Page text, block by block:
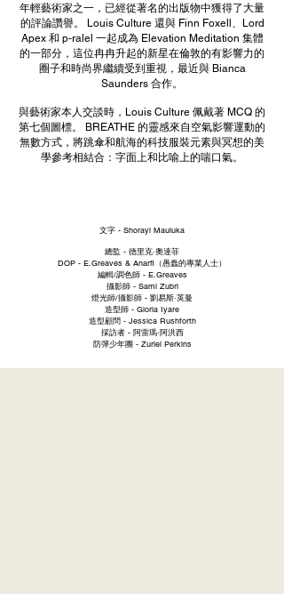
年輕藝術家之一，已經從著名的出版物中獲得了大量
的評論讚譽。 Louis Culture 還與 Finn Foxell、Lord
Apex 和 p-ralel 一起成為 Elevation Meditation 集體
的一部分，這位冉冉升起的新星在倫敦的有影響力的
圈子和時尚界繼續受到重視，最近與 Bianca
Saunders 合作。
與藝術家本人交談時，Louis Culture 佩戴著 MCQ 的
第七個圖標。 BREATHE 的靈感來自空氣影響運動的
無數方式，將跳傘和航海的科技服裝元素與冥想的美
學參考相結合：字面上和比喻上的喘口氣。
文字 - Shorayi Mauluka
總監 - 德里克·奧達菲
DOP - E.Greaves & Anarfi（愚蠢的專業人士）
編輯/調色師 - E.Greaves
攝影師 - Sami Zubri
燈光師/攝影師 - 劉易斯·英曼
造型師 - Gloria Iyare
造型顧問 - Jessica Rushforth
採訪者 - 阿雷瑪·阿洪西
防彈少年團 - Zuriel Perkins